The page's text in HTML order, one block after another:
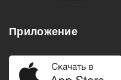
Приложение